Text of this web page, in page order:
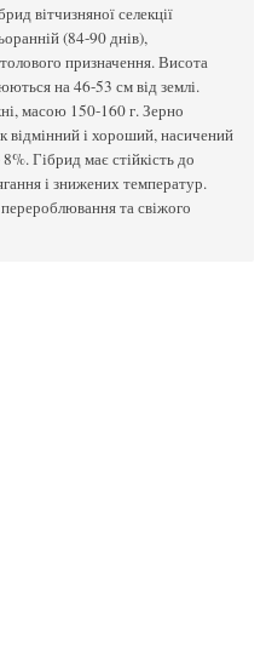
вітчизняної селекції
(84-90 днів),
призначення. Висота
на 46-53 см від землі.
масою 150-160 г. Зерно
відмінний і хороший, насичений
Гібрид має стійкість до
і знижених температур.
та свіжого